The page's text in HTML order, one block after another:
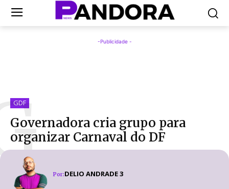
-Publicidade -
GDF
Governadora cria grupo para
organizar Carnaval do DF
Por:DELIO ANDRADE 3